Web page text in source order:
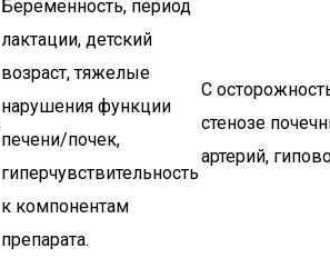
Беременность, период
лактации, детский
возраст, тяжелые
нарушения функции
печени/почек,
гиперчувствительность
к компонентам
препарата.
С
стенозе
артерий,